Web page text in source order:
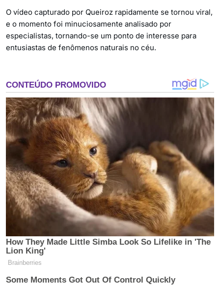
O vídeo capturado por Queiroz rapidamente se tornou viral,
e o momento foi minuciosamente analisado por
especialistas, tornando-se um ponto de interesse para
entusiastas de fenômenos naturais no céu.